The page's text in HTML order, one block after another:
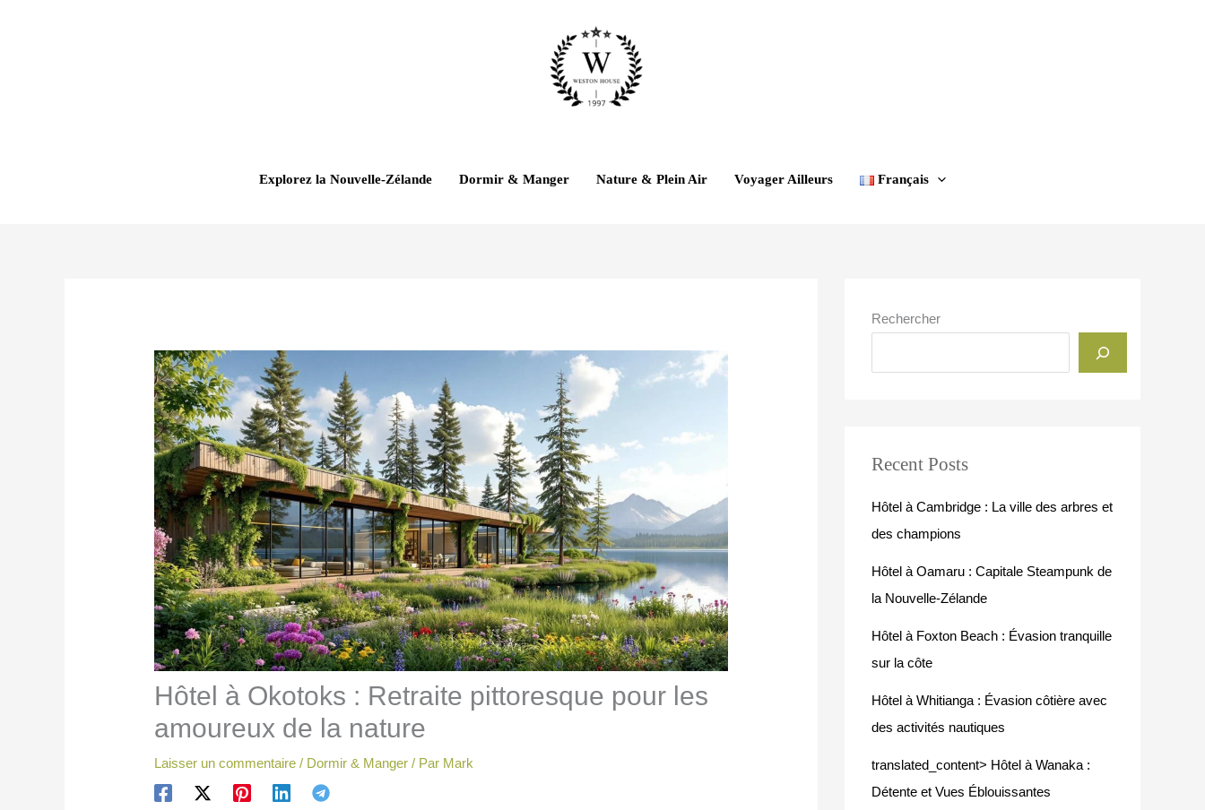
Explorez la Nouvelle-Zélande Dormir & Manger Nature & Plein Air Voyager Ailleurs Français
Hôtel à Okotoks : Retraite pittoresque pour les
amoureux de la nature
Laisser un commentaire / Dormir & Manger / Par Mark
Rechercher
Recent Posts
Hôtel à Cambridge : La ville des arbres et
des champions
Hôtel à Oamaru : Capitale Steampunk de
la Nouvelle-Zélande
Hôtel à Foxton Beach : Évasion tranquille
sur la côte
Hôtel à Whitianga : Évasion côtière avec
des activités nautiques
translated_content> Hôtel à Wanaka :
Détente et Vues Éblouissantes